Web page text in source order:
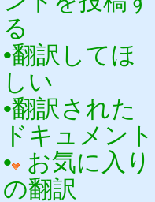
る
•‎翻訳してほ
しい
•‎翻訳された
ドキュメント
•‎
お気に入り
の翻訳